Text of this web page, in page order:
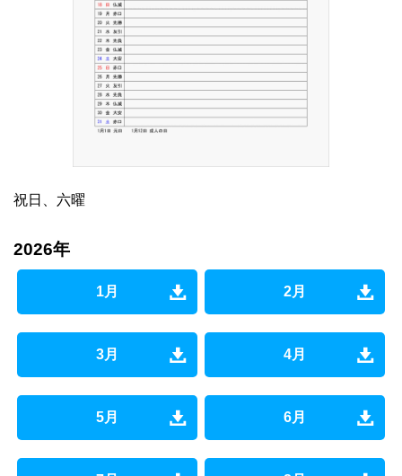
祝日、六曜
2026年
1月 2月
3月 4月
5月 6月